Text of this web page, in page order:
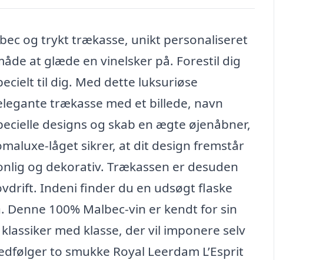
og trykt trækasse, unikt personaliseret
at glæde en vinelsker på. Forestil dig
til dig. Med dette luksuriøse
trækasse med et billede, navn
designs og skab en ægte øjenåbner,
låget sikrer, at dit design fremstår
og dekorativ. Trækassen er desuden
Indeni finder du en udsøgt flaske
100% Malbec-vin er kendt for sin
med klasse, der vil imponere selv
to smukke Royal Leerdam L’Esprit